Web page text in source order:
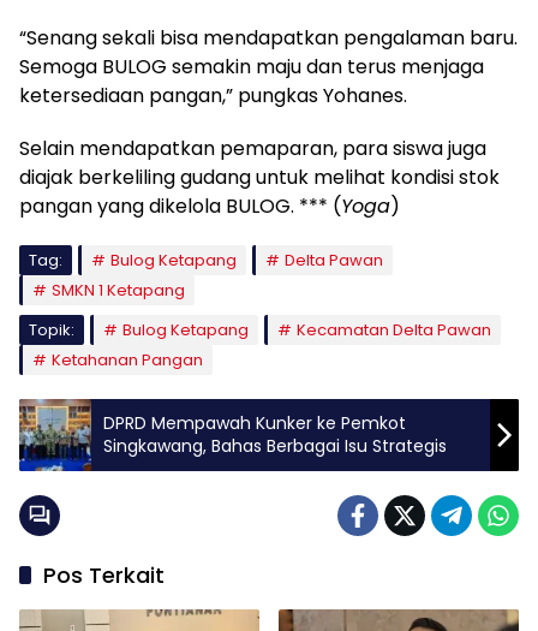
“Senang sekali bisa mendapatkan pengalaman baru.
Semoga BULOG semakin maju dan terus menjaga
ketersediaan pangan,” pungkas Yohanes.
Selain mendapatkan pemaparan, para siswa juga
diajak berkeliling gudang untuk melihat kondisi stok
pangan yang dikelola BULOG. *** (Yoga)
Tag: Bulog Ketapang
Delta Pawan
SMKN 1 Ketapang
Topik:
Bulog Ketapang
Kecamatan Delta Pawan
Ketahanan Pangan
DPRD Mempawah Kunker ke Pemkot
Singkawang, Bahas Berbagai Isu Strategis
Pos Terkait